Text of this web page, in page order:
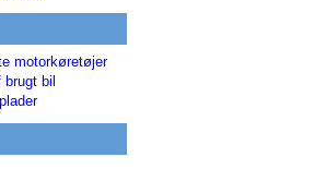
motorkøretøjer
bil